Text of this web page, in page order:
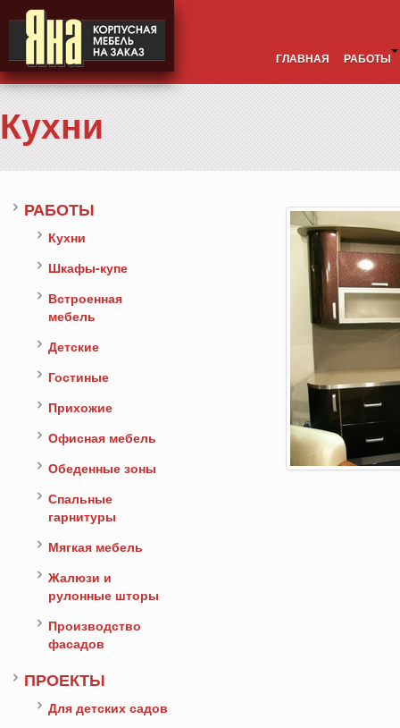
ГЛАВНАЯ РАБОТЫ
Кухни
РАБОТЫ
Кухни
Шкафы-купе
Встроенная
мебель
Детские
Гостиные
Прихожие
Офисная мебель
Обеденные зоны
Спальные
гарнитуры
Мягкая мебель
Жалюзи и
рулонные шторы
Производство
фасадов
ПРОЕКТЫ
Для детских садов